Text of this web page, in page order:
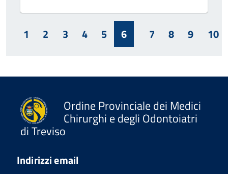
1 2 3 4 5 6 7 8 9 10
Ordine Provinciale dei Medici
Chirurghi e degli Odontoiatri
di Treviso
Indirizzi email